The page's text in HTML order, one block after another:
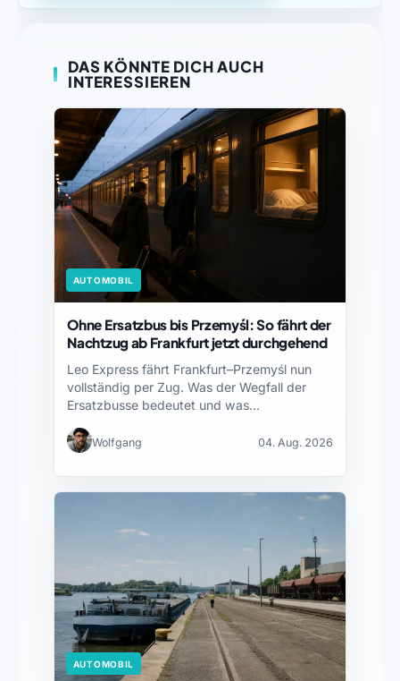
DAS KÖNNTE DICH AUCH
INTERESSIEREN
AUTOMOBIL
Ohne Ersatzbus bis Przemyśl: So fährt der
Nachtzug ab Frankfurt jetzt durchgehend
Leo Express fährt Frankfurt–Przemyśl nun
vollständig per Zug. Was der Wegfall der
Ersatzbusse bedeutet und was…
Wolfgang 04. Aug. 2026
AUTOMOBIL